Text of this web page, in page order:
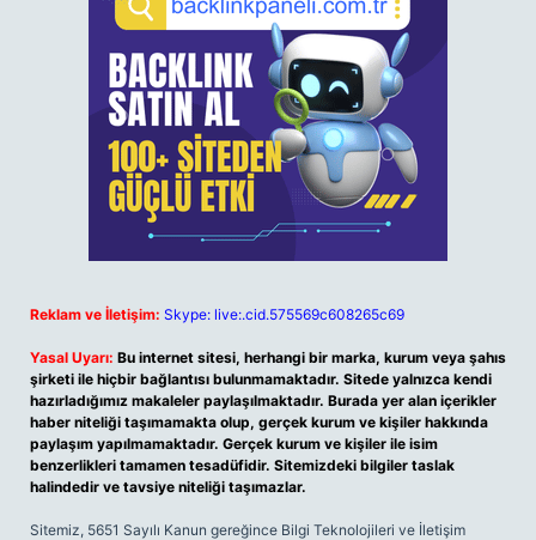
Reklam ve İletişim: Skype: live:.cid.575569c608265c69
Yasal Uyarı: Bu internet sitesi, herhangi bir marka, kurum veya şahıs
şirketi ile hiçbir bağlantısı bulunmamaktadır. Sitede yalnızca kendi
hazırladığımız makaleler paylaşılmaktadır. Burada yer alan içerikler
haber niteliği taşımamakta olup, gerçek kurum ve kişiler hakkında
paylaşım yapılmamaktadır. Gerçek kurum ve kişiler ile isim
benzerlikleri tamamen tesadüfidir. Sitemizdeki bilgiler taslak
halindedir ve tavsiye niteliği taşımazlar.
Sitemiz, 5651 Sayılı Kanun gereğince Bilgi Teknolojileri ve İletişim